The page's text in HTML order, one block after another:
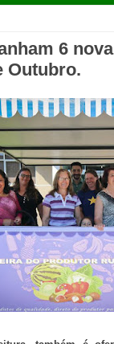
6
Outubro.